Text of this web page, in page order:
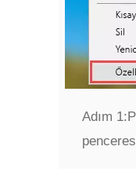
Adım 1: